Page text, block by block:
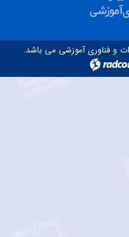
و فناوری آموزشی می باشد.